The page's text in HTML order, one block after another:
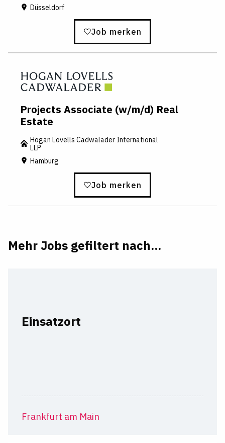
Düsseldorf
Job merken
Projects Associate (w/m/d) Real
Estate
Hogan Lovells Cadwalader International
LLP
Hamburg
Job merken
Mehr Jobs gefiltert nach...
Einsatzort
Frankfurt am Main